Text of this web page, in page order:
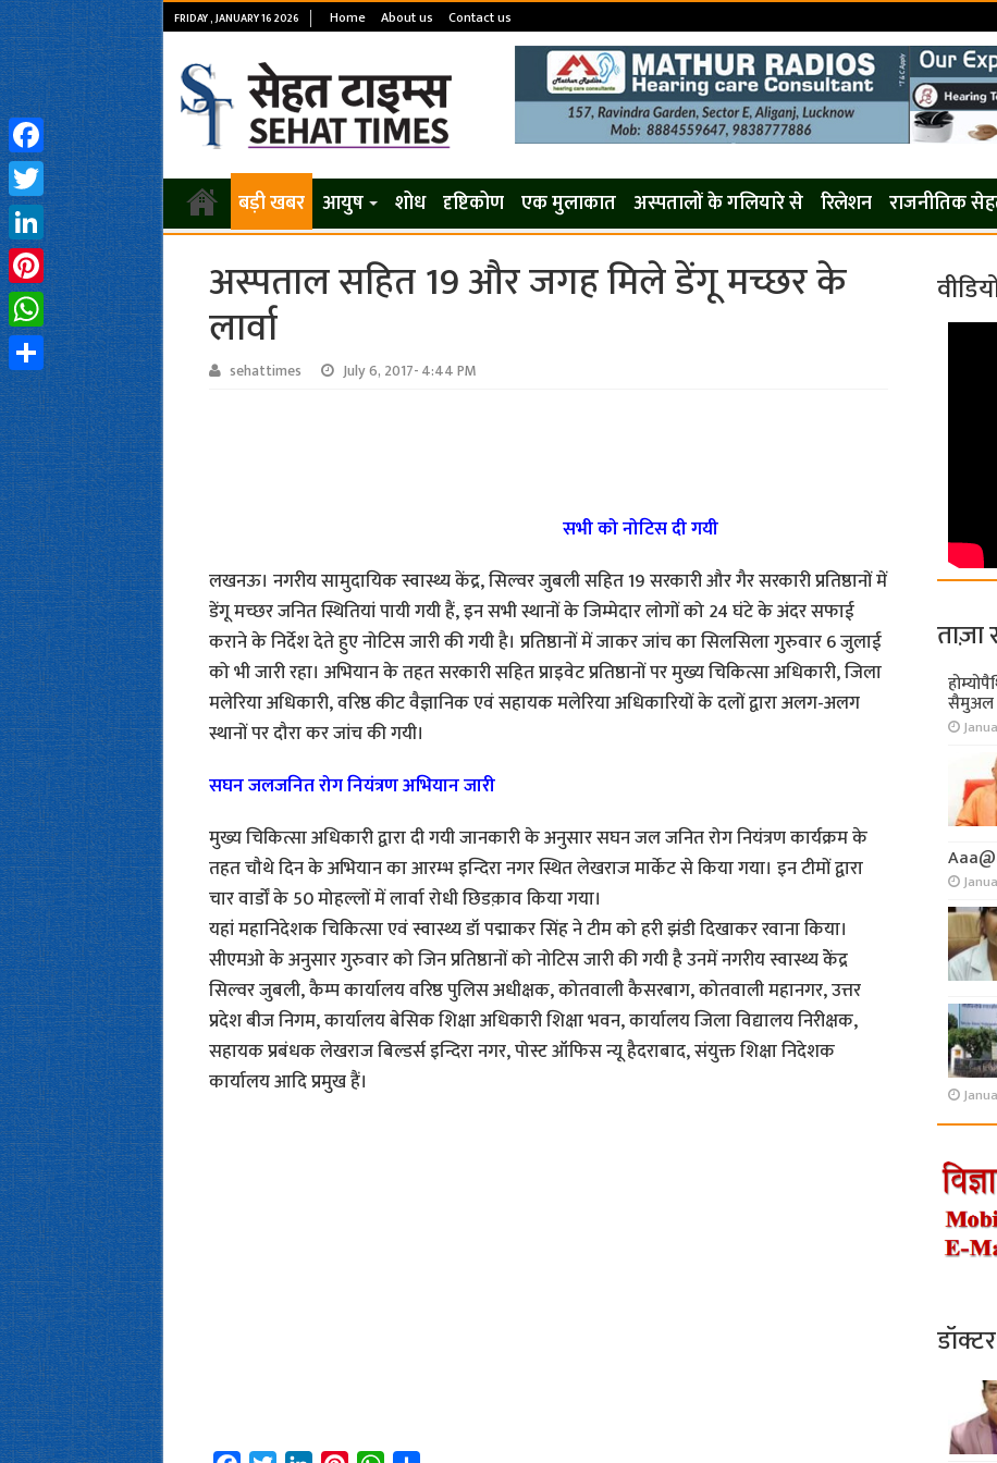
FRIDAY , JANUARY 16 2026 Home About us Contact us
बड़ी खबर आयुष शोध दृष्टिकोण एक मुलाकात अस्पतालों के गलियारे से रिलेशन राजनीतिक
अस्पताल सहित 19 और जगह मिले डेंगू मच्छर के
लार्वा
sehattimes July 6, 2017- 4:44 PM
सभी को नोटिस दी गयी
लखनऊ। नगरीय सामुदायिक स्वास्थ्य केंद्र, सिल्वर जुबली सहित 19 सरकारी और गैर सरकारी प्रतिष्ठानों में
डेंगू मच्छर जनित स्थितियां पायी गयी हैं, इन सभी स्थानों के जिम्मेदार लोगों को 24 घंटे के अंदर सफाई
कराने के निर्देश देते हुए नोटिस जारी की गयी है। प्रतिष्ठानों में जाकर जांच का सिलसिला गुरुवार 6 जुलाई
को भी जारी रहा। अभियान के तहत सरकारी सहित प्राइवेट प्रतिष्ठानों पर मुख्य चिकित्सा अधिकारी, जिला
मलेरिया अधिकारी, वरिष्ठ कीट वैज्ञानिक एवं सहायक मलेरिया अधिकारियों के दलों द्वारा अलग-अलग
स्थानों पर दौरा कर जांच की गयी।
सघन जलजनित रोग नियंत्रण अभियान जारी
मुख्य चिकित्सा अधिकारी द्वारा दी गयी जानकारी के अनुसार सघन जल जनित रोग नियंत्रण कार्यक्रम के
तहत चौथे दिन के अभियान का आरम्भ इन्दिरा नगर स्थित लेखराज मार्केट से किया गया। इन टीमों द्वारा
चार वार्डों के 50 मोहल्लों में लार्वा रोधी छिडक़ाव किया गया।
यहां महानिदेशक चिकित्सा एवं स्वास्थ्य डॉ पद्माकर सिंह ने टीम को हरी झंडी दिखाकर रवाना किया।
सीएमओ के अनुसार गुरुवार को जिन प्रतिष्ठानों को नोटिस जारी की गयी है उनमें नगरीय स्वास्थ्य केेंद्र
सिल्वर जुबली, कैम्प कार्यालय वरिष्ठ पुलिस अधीक्षक, कोतवाली कैसरबाग, कोतवाली महानगर, उत्तर
प्रदेश बीज निगम, कार्यालय बेसिक शिक्षा अधिकारी शिक्षा भवन, कार्यालय जिला विद्यालय निरीक्षक,
सहायक प्रबंधक लेखराज बिल्डर्स इन्दिरा नगर, पोस्ट ऑफिस न्यू हैदराबाद, संयुक्त शिक्षा निदेशक
कार्यालय आदि प्रमुख हैं।
ताज़ा
सैमुअल
Facebook
Twitter
LinkedIn
Pinterest
WhatsApp
Share